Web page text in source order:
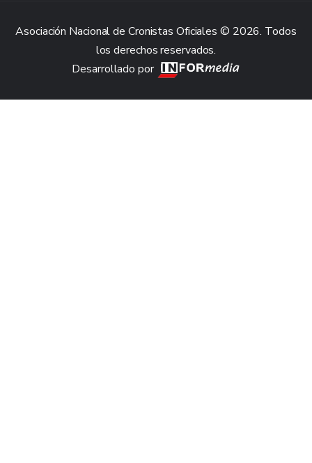
Asociación Nacional de Cronistas Oficiales © 2026. Todos
los derechos reservados.
Desarrollado por